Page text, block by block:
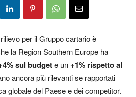
per il Gruppo cartario è
la Region Southern Europe ha
sul budgete un+1% rispetto al
ancora più rilevanti se rapportati
globale del Paese e dei competitor.